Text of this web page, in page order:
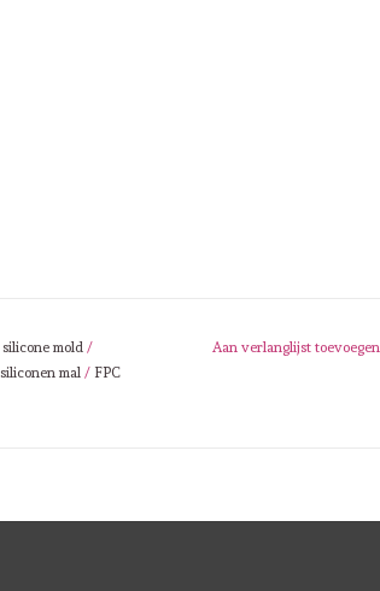
silicone mold /
siliconen mal / FPC
Aan verlanglijst toevoegen